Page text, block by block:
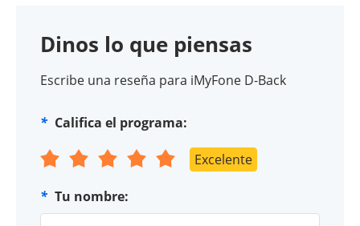
Dinos lo que piensas
Escribe una reseña para iMyFone D-Back
* Califica el programa:
Excelente
* Tu nombre: